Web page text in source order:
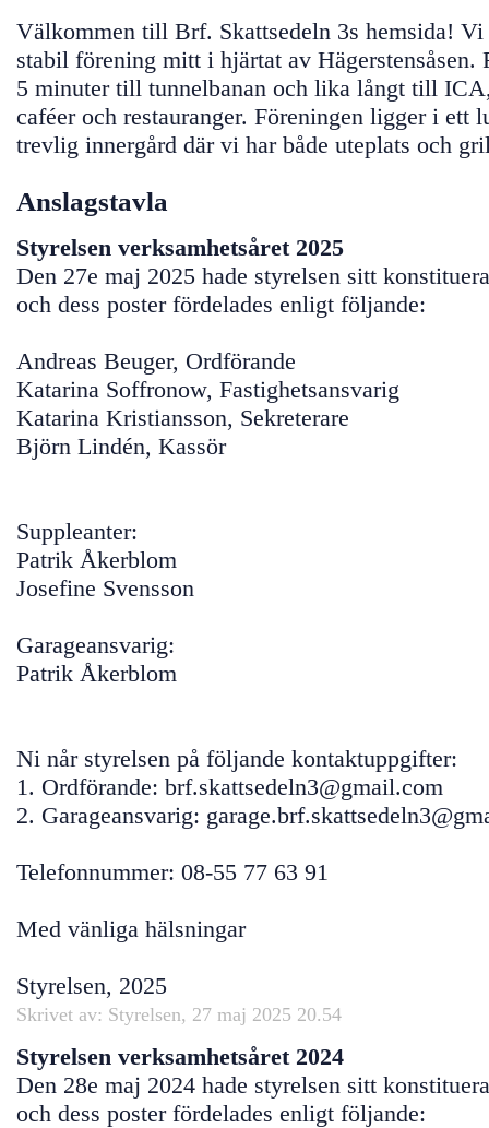
Välkommen till Brf. Skattsedeln 3s hemsida!
stabil förening mitt i hjärtat av Hägerstensåsen.
5 minuter till tunnelbanan och lika långt till
caféer och restauranger. Föreningen ligger i ett
trevlig innergård där vi har både uteplats och
Anslagstavla
Styrelsen verksamhetsåret 2025
Den 27e maj 2025 hade styrelsen sitt
och dess poster fördelades enligt följande:
Andreas Beuger, Ordförande
Katarina Soffronow, Fastighetsansvarig
Katarina Kristiansson, Sekreterare
Björn Lindén, Kassör
Suppleanter:
Patrik Åkerblom
Josefine Svensson
Garageansvarig:
Patrik Åkerblom
Ni når styrelsen på följande kontaktuppgifter:
1. Ordförande: brf.skattsedeln3@gmail.com
2. Garageansvarig:
Telefonnummer: 08-55 77 63 91
Med vänliga hälsningar
Styrelsen, 2025
Skrivet av: Styrelsen, 27 maj 2025 20.54
Styrelsen verksamhetsåret 2024
Den 28e maj 2024 hade styrelsen sitt
och dess poster fördelades enligt följande: